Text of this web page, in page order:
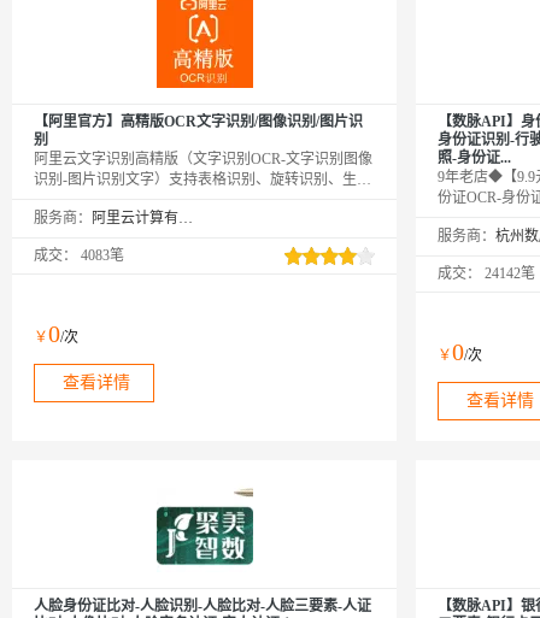
【阿里官方】高精版OCR文字识别/图像识别/图片识
别
阿里云文字识别高精版（文字识别OCR-文字识别图像
识别-图片识别文字）支持表格识别、旋转识别、生僻
持带有印章、手印图片，支持覆盖文字编辑、低置信
字信息并结构化输出。支持base64和公网可访问的地
服务商： 阿里云计算有限公司
成交： 4083笔
￥0/次
查看详情
【数脉API】
身份证识别-行
照-身份证...
9年老店◆【9.9
份证OCR-身份
份证识别-行驶
包括姓名、身
服务商：
成交： 24142笔
￥0/次
查看详情
人脸身份证比对-人脸识别-人脸比对-人脸三要素-人证
【数脉API】